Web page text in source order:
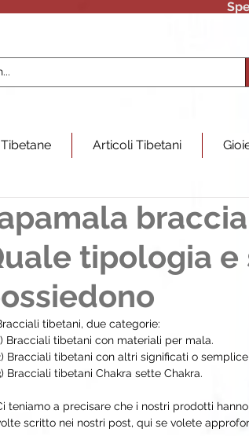
Articoli Tibetani
tipologia
tibetani, due categorie:
Bracciali tibetani con materiali per mala.
Bracciali tibetani con altri significati o
Bracciali tibetani Chakra sette Chakra.
teniamo a precisare che i nostri prodotti
scritto nei nostri post, qui se volete